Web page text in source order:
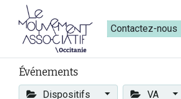
Contactez-nous​​
Événements
Dispositifs VA